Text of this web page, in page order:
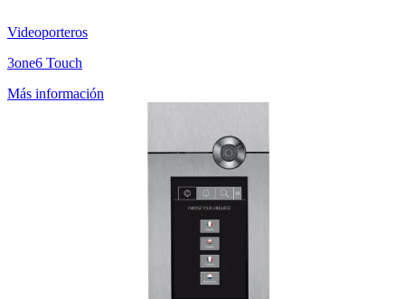
Videoporteros
3one6 Touch
Más información